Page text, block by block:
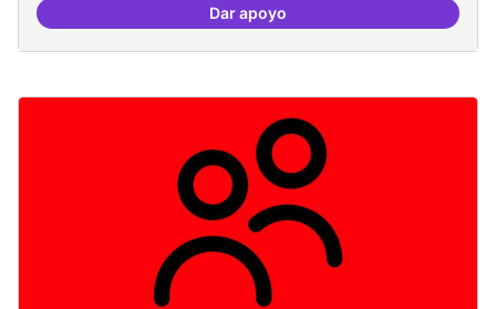
Dar apoyoMemòria Històrica - Referencia